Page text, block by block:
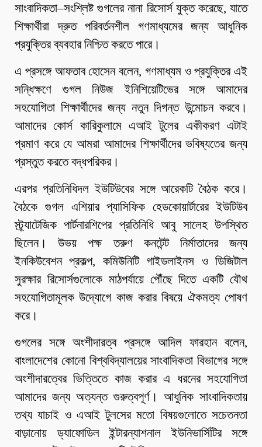
সাংবাদিকতা–সংশ্লিষ্ট গুগলের নানা রিসোর্স যুক্ত করেছে, যাতে
শিক্ষার্থীরা দ্রুত পরিবর্তনশীল গণমাধ্যমের জন্য আধুনিক
প্রযুক্তির ব্যবহার নিশ্চিত করতে পারে।
এ প্রসঙ্গে আফতাব হোসেন বলেন, গণমাধ্যম ও প্রযুক্তির এই
সন্ধিক্ষণে গুগল নিউজ ইনিশিয়েটিভের সঙ্গে আমাদের
সহযোগিতা শিক্ষার্থীদের জন্য নতুন দিগন্ত উন্মোচন করবে।
আমাদের কোর্স কারিকুলামে এআই টুলের একীকরণ এটাই
প্রমাণ করে যে আমরা আমাদের শিক্ষার্থীদের ভবিষ্যতের জন্য
প্রস্তুত করতে বদ্ধপরিকর।
এরপর প্রতিনিধিদল ইউটিউবের সঙ্গে আরেকটি বৈঠক করে।
বৈঠকে গুগল এশিয়ার প্যাসিফিক হেডকোয়ার্টারের ইউটিউব
স্ট্র্যাটেজিক পার্টনারশিপের প্রতিনিধি আবু সালেহ উপস্থিত
ছিলেন। উভয় পক্ষ তরুণ কনটেন্ট নির্মাতাদের জন্য
ইনকিউবেশন প্রকল্প, কমিউনিটি গাইডলাইনস ও ডিজিটাল
সুরক্ষার রিসোর্সগুলোকে মাঠপর্যায়ে পৌঁছে দিতে একটি যৌথ
সহযোগিতামূলক উদ্যোগে কাজ করার বিষয়ে ঐকমত্য পোষণ
করে।
গুগলের সঙ্গে অংশীদারত্ব প্রসঙ্গে আদিল ফারহান বলেন,
বাংলাদেশের কোনো বিশ্ববিদ্যালয়ের সাংবাদিকতা বিভাগের সঙ্গে
অংশীদারত্বের ভিত্তিতে কাজ করার এ ধরনের সহযোগিতা
আমাদের জন্য অত্যন্ত গুরুত্বপূর্ণ। আধুনিক সাংবাদিকতায়
তথ্য যাচাই ও এআই টুলসের মতো বিষয়গুলোতে সচেতনতা
বাড়ানোয় ড্যাফোডিল ইন্টারন্যাশনাল ইউনিভার্সিটির সঙ্গে